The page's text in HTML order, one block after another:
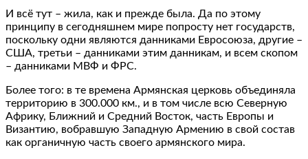
И всё тут – жила, как и прежде была. Да по этому
принципу в сегодняшнем мире попросту нет государств,
поскольку одни являются данниками Евросоюза, другие –
США, третьи – данниками этим данникам, и всем скопом
– данниками МВФ и ФРС.
Более того: в те времена Армянская церковь объединяла
территорию в 300.000 км., и в том числе всю Северную
Африку, Ближний и Средний Восток, часть Европы и
Византию, вобравшую Западную Армению в свой состав
как органичную часть своего армянского мира.